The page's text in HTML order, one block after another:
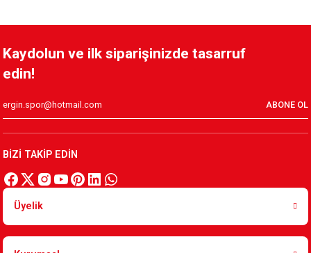
KSK ARMA 1912 T-SHIRT
3.500,00 TL
YENİ SEZON 2026/2027 HUMMEL FUNCTIONAL POLO T-
Kaydolun ve ilk siparişinizde tasarruf
edin!
ABONE OL
BİZİ TAKİP EDİN
Üyelik